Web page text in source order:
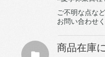
ご不明な点な
お問い合わせく
商品在庫